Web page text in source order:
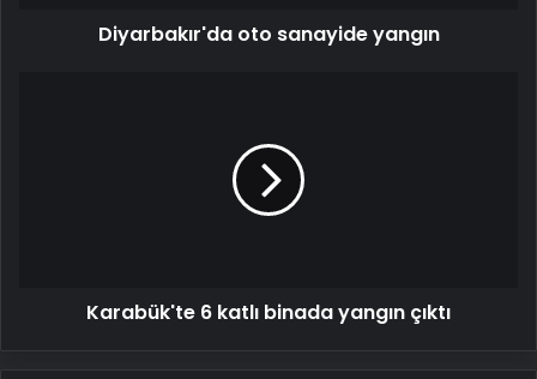
Diyarbakır'da oto sanayide yangın
Karabük'te 6 katlı binada yangın çıktı